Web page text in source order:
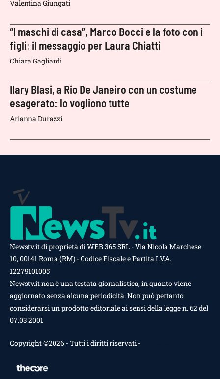
Valentina Giungati
“I maschi di casa”, Marco Bocci e la foto con i
figli: il messaggio per Laura Chiatti
Chiara Gagliardi
Ilary Blasi, a Rio De Janeiro con un costume
esagerato: lo vogliono tutte
Arianna Durazzi
Newstv.it di proprietà di WEB 365 SRL - Via Nicola Marchese
10, 00141 Roma (RM) - Codice Fiscale e Partita I.V.A.
12279101005
Newstv.it non è una testata giornalistica, in quanto viene
aggiornato senza alcuna periodicità. Non può pertanto
considerarsi un prodotto editoriale ai sensi della legge n. 62 del
07.03.2001
Copyright ©2026 - Tutti i diritti riservati -